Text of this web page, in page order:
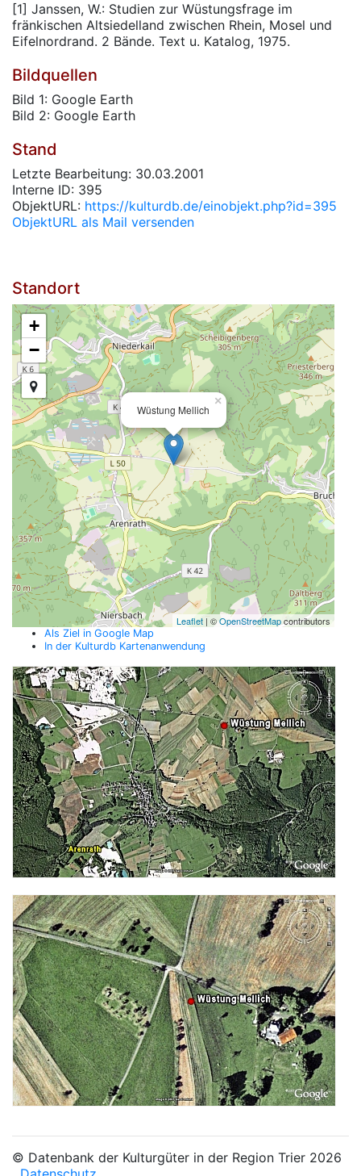
[1] Janssen, W.: Studien zur Wüstungsfrage im
fränkischen Altsiedelland zwischen Rhein, Mosel und
Eifelnordrand. 2 Bände. Text u. Katalog, 1975.
Bildquellen
Bild 1: Google Earth
Bild 2: Google Earth
Stand
Letzte Bearbeitung: 30.03.2001
Interne ID: 395
ObjektURL: https://kulturdb.de/einobjekt.php?id=395
ObjektURL als Mail versenden
Standort
Wüstung Mellich
×
+
−
Leaflet | ©OpenStreetMapcontributors
Als Ziel in Google Map
In der Kulturdb Kartenanwendung
© Datenbank der Kulturgüter in der Region Trier 2026